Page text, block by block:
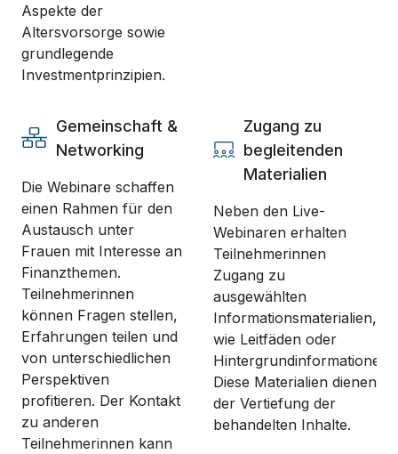
Aspekte der
Altersvorsorge sowie
grundlegende
Investmentprinzipien.
Gemeinschaft &
Networking
Die Webinare schaffen
einen Rahmen für den
Austausch unter
Frauen mit Interesse an
Finanzthemen.
Teilnehmerinnen
können Fragen stellen,
Erfahrungen teilen und
von unterschiedlichen
Perspektiven
profitieren. Der Kontakt
zu anderen
Teilnehmerinnen kann
Zugang zu
begleitenden
Materialien
Neben den Live-
Webinaren erhalten
Teilnehmerinnen
Zugang zu
ausgewählten
Informationsmaterialien,
wie Leitfäden oder
Hintergrundinformationen.
Diese Materialien dienen
der Vertiefung der
behandelten Inhalte.